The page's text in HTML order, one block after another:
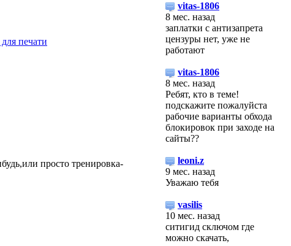
просто тренировка-
vitas-1806
8 мес. назад
заплатки с антизапрета
цензуры нет, уже не
работают
vitas-1806
8 мес. назад
Ребят, кто в теме!
подскажите пожалуйста
рабочие варианты обхода
блокировок при заходе на
сайты??
leoni.z
9 мес. назад
Уважаю тебя
vasilis
10 мес. назад
ситигид сключом где
можно скачать,